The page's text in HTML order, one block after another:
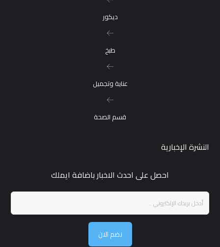
ديكور
طبخ
عناية وتجميل
قسم الصحة
النشرة الإخبارية
احصل على احدث الاخبار باضافة ايملك
نضم الان